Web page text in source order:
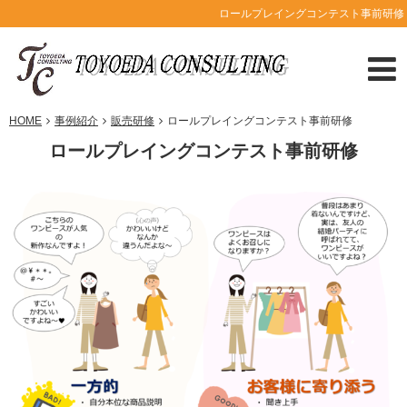
ロールプレイングコンテスト事前研修
HOME 事例紹介 販売研修 ロールプレイングコンテスト事前研修
ロールプレイングコンテスト事前研修